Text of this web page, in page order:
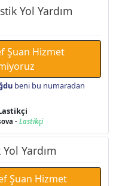
Yol Yardım
Şuan Hizmet
beni bu numaradan
-Lastikçi
Yardım
Şuan Hizmet